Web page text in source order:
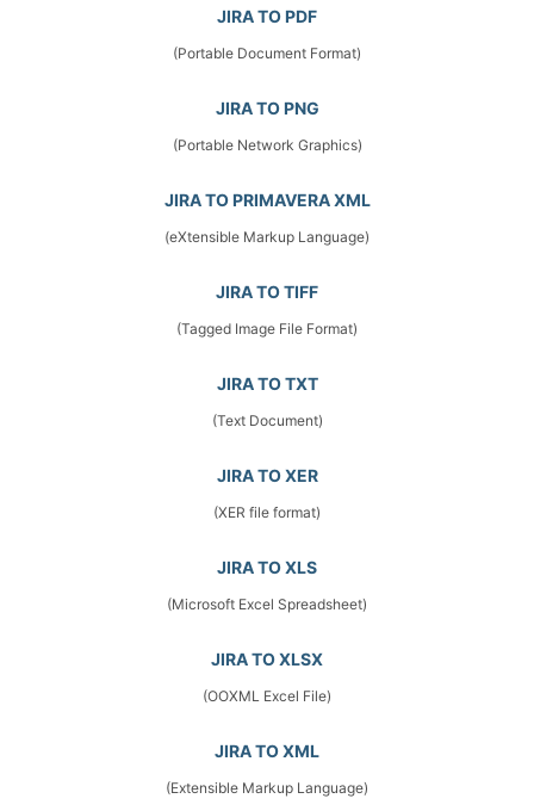
JIRA TO PDF
(Portable Document Format)
JIRA TO PNG
(Portable Network Graphics)
JIRA TO PRIMAVERA XML
(eXtensible Markup Language)
JIRA TO TIFF
(Tagged Image File Format)
JIRA TO TXT
(Text Document)
JIRA TO XER
(XER file format)
JIRA TO XLS
(Microsoft Excel Spreadsheet)
JIRA TO XLSX
(OOXML Excel File)
JIRA TO XML
(Extensible Markup Language)